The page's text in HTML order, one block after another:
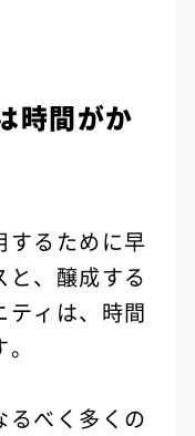
時間がか
するために早
と、醸成する
ティは、時間
るべく多くの